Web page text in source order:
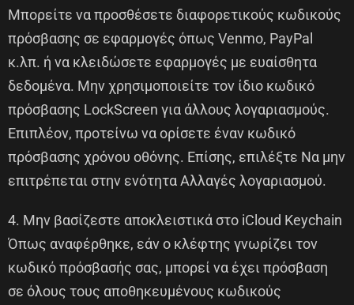
Μπορείτε να προσθέσετε διαφορετικούς κωδικούς
πρόσβασης σε εφαρμογές όπως Venmo, PayPal
κ.λπ. ή να κλειδώσετε εφαρμογές με ευαίσθητα
δεδομένα. Μην χρησιμοποιείτε τον ίδιο κωδικό
πρόσβασης LockScreen για άλλους λογαριασμούς.
Επιπλέον, προτείνω να ορίσετε έναν κωδικό
πρόσβασης χρόνου οθόνης. Επίσης, επιλέξτε Να μην
επιτρέπεται στην ενότητα Αλλαγές λογαριασμού.
4. Μην βασίζεστε αποκλειστικά στο iCloud Keychain
Όπως αναφέρθηκε, εάν ο κλέφτης γνωρίζει τον
κωδικό πρόσβασής σας, μπορεί να έχει πρόσβαση
σε όλους τους αποθηκευμένους κωδικούς